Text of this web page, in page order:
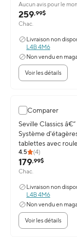
Aucun avis pour le
259,99$
Chac.
Livraison non
L4B 4M6
Non vendu en
Voir les détails
Comparer
Image du produit:
Seville Classics â€“
Système
tablettes avec
4.5 (4)
179,99$
Chac.
Livraison non
L4B 4M6
Non vendu en
Voir les détails